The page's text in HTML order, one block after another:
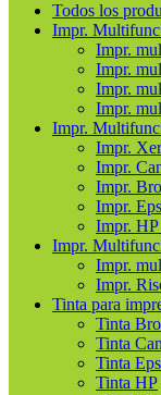
Todos los
Impr.
Impr.
Impr.
Impr.
Impr.
Impr.
Impr.
Impr.
Impr.
Impr.
Impr.
Impr.
Impr.
Impr.
Tinta para
Tinta
Tinta
Tinta
Tinta HP